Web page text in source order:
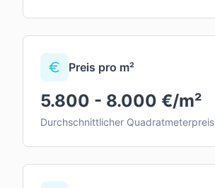
Preis pro m²
5.800 - 8.000 €/m²
Durchschnittlicher Quadratmeterpreis